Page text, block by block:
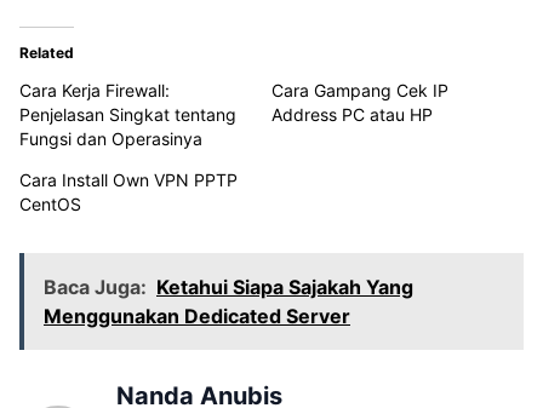
Related
Cara Kerja Firewall:
Penjelasan Singkat tentang
Fungsi dan Operasinya
Cara Gampang Cek IP
Address PC atau HP
Cara Install Own VPN PPTP
CentOS
Baca Juga: Ketahui Siapa Sajakah Yang
Menggunakan Dedicated Server
Nanda Anubis